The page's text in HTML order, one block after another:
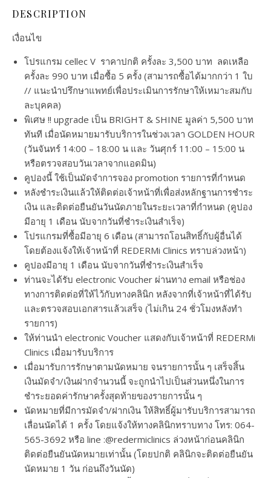
DESCRIPTION
เงื่อนไข
โปรแกรม cellec V ราคาปกติ ครั้งละ 3,500 บาท ลดเหลือ
ครั้งละ 990 บาท เมื่อซื้อ 5 ครั้ง (สามารถซื้อได้มากกว่า 1 ใบ
// แนะนำปรึกษาแพทย์เพื่อประเมินการรักษาให้เหมาะสมกับ
ละบุคคล)
พิเศษ !! upgrade เป็น BRIGHT & SHINE มูลค่า 5,500 บาท
ทันที เมื่อนัดหมายมารับบริการในช่วงเวลา GOLDEN HOUR
(วันจันทร์ 14:00 – 18:00 น และ วันศุกร์ 11:00 – 15:00 น
หรือตรวจสอบวันเวลาจากแอดมิน)
คูปองนี้ ใช้เป็นมัดจำการจอง promotion รายการที่กำหนด
หลังชำระเงินแล้วให้ติดต่อเจ้าหน้าที่เพื่อส่งหลักฐานการชำระ
เงิน และติดต่อยืนยันวันนัดภายในระยะเวลาที่กำหนด (คูปอง
มีอายุ 1 เดือน นับจากวันที่ชำระเงินสำเร็จ)
โปรแกรมที่ซื้อมีอายุ 6 เดือน (สามารถโอนสิทธิ์กับผู้อื่นได้
โดยต้องแจ้งให้เจ้าหน้าที่ REDERMi Clinics ทราบล่วงหน้า)
คูปองมีอายุ 1 เดือน นับจากวันที่ชำระเงินสำเร็จ
ท่านจะได้รับ electronic Voucher ผ่านทาง email หรือช่อง
ทางการติดต่อที่ให้ไว้กับทางคลินิก หลังจากที่เจ้าหน้าที่ได้รับ
และตรวจสอบเอกสารแล้วเสร็จ (ไม่เกิน 24 ชั่วโมงหลังทำ
รายการ)
ให้ท่านนำ electronic Voucher แสดงกับเจ้าหน้าที่ REDERMi
Clinics เมื่อมารับบริการ
เมื่อมารับการรักษาตามนัดหมาย จนรายการนั้น ๆ เสร็จสิ้น
เงินมัดจำ/เงินฝากจำนวนนี้ จะถูกนำไปเป็นส่วนหนึ่งในการ
ชำระยอดค่ารักษาครั้งสุดท้ายของรายการนั้น ๆ
นัดหมายที่มีการมัดจำ/ฝากเงิน ให้สิทธิ์ผู้มารับบริการสามารถ
เลื่อนนัดได้ 1 ครั้ง โดยแจ้งให้ทางคลินิกทราบทาง โทร: 064-
565-3692 หรือ line :@redermiclinics ล่วงหน้าก่อนคลินิก
ติดต่อยืนยันนัดหมายเท่านั้น (โดยปกติ คลินิกจะติดต่อยืนยัน
นัดหมาย 1 วัน ก่อนถึงวันนัด)